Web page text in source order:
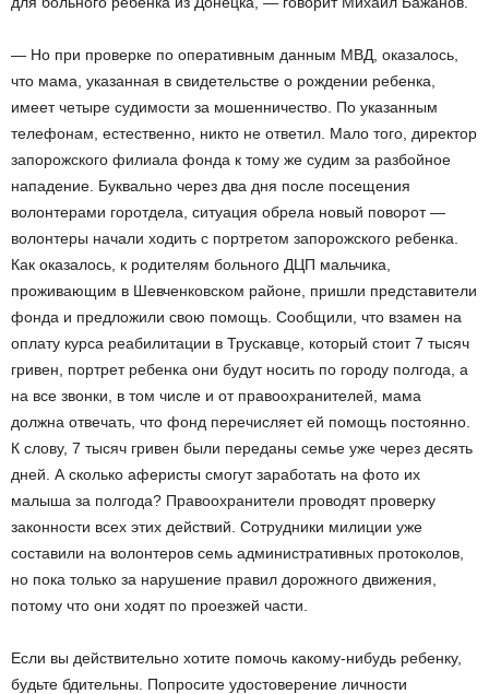
— Но при проверке по оперативным данным МВД, оказалось,
что мама, указанная в свидетельстве о рождении ребенка,
имеет четыре судимости за мошенничество. По указанным
телефонам, естественно, никто не ответил. Мало того, директор
запорожского филиала фонда к тому же судим за разбойное
нападение. Буквально через два дня после посещения
волонтерами горотдела, ситуация обрела новый поворот —
волонтеры начали ходить с портретом запорожского ребенка.
Как оказалось, к родителям больного ДЦП мальчика,
проживающим в Шевченковском районе, пришли представители
фонда и предложили свою помощь. Сообщили, что взамен на
оплату курса реабилитации в Трускавце, который стоит 7 тысяч
гривен, портрет ребенка они будут носить по городу полгода, а
на все звонки, в том числе и от правоохранителей, мама
должна отвечать, что фонд перечисляет ей помощь постоянно.
К слову, 7 тысяч гривен были переданы семье уже через десять
дней. А сколько аферисты смогут заработать на фото их
малыша за полгода? Правоохранители проводят проверку
законности всех этих действий. Сотрудники милиции уже
составили на волонтеров семь административных протоколов,
но пока только за нарушение правил дорожного движения,
потому что они ходят по проезжей части.
Если вы действительно хотите помочь какому-нибудь ребенку,
будьте бдительны. Попросите удостоверение личности